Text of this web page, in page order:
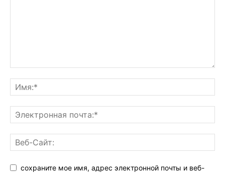
сохраните мое имя, адрес электронной почты и веб-